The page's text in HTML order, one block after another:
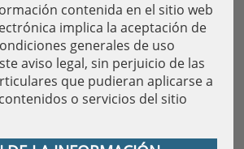
contenida en el sitio web
implica la aceptación de
generales de uso
aviso legal, sin perjuicio de las
que pudieran aplicarse a
o servicios del sitio